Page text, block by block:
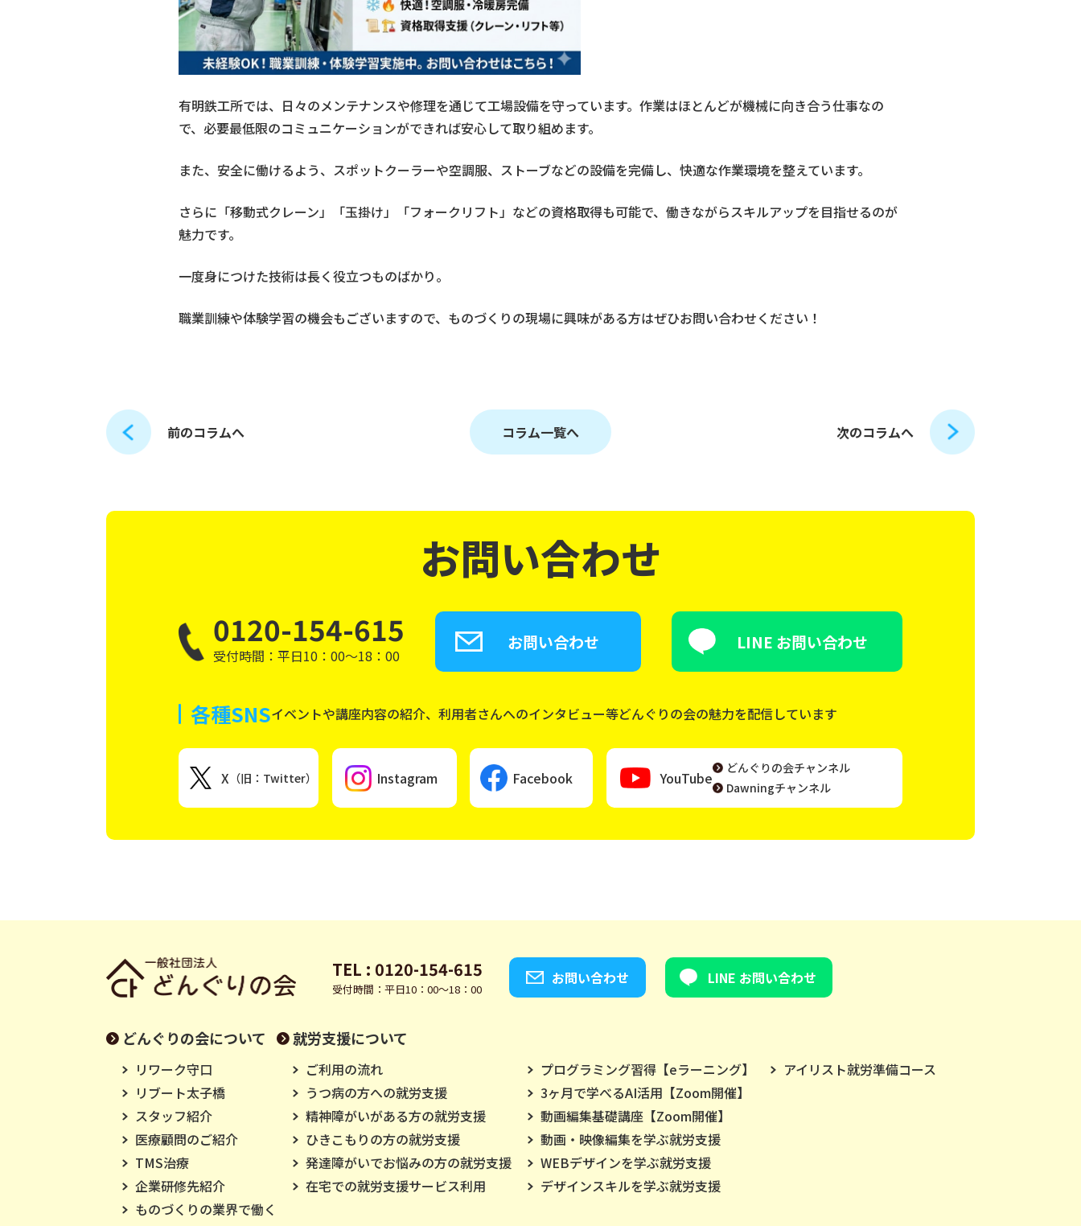
有明鉄工所では、日々のメンテナンスや修理を通じて工場設備を守っています。作業はほとんどが機械に向き合う仕事なの
で、必要最低限のコミュニケーションができれば安心して取り組めます。
また、安全に働けるよう、スポットクーラーや空調服、ストーブなどの設備を完備し、快適な作業環境を整えています。
さらに「移動式クレーン」「玉掛け」「フォークリフト」などの資格取得も可能で、働きながらスキルアップを目指せるのが
魅力です。
一度身につけた技術は長く役立つものばかり。
職業訓練や体験学習の機会もございますので、ものづくりの現場に興味がある方はぜひお問い合わせください！
前のコラムへ コラム一覧へ 次のコラムへ
お問い合わせ
0120-154-615
受付時間：平日10：00～18：00
お問い合わせ LINE お問い合わせ
各種SNSイベントや講座内容の紹介、利用者さんへのインタビュー等どんぐりの会の魅力を配信しています
X （旧：Twitter） Instagram Facebook YouTube
どんぐりの会チャンネル
Dawningチャンネル
TEL : 0120-154-615
受付時間：平日10：00～18：00
お問い合わせ LINE お問い合わせ
どんぐりの会について
リワーク守口
リブート太子橋
スタッフ紹介
医療顧問のご紹介
TMS治療
企業研修先紹介
ものづくりの業界で働く
就労支援について
ご利用の流れ
うつ病の方への就労支援
精神障がいがある方の就労支援
ひきこもりの方の就労支援
発達障がいでお悩みの方の就労支援
在宅での就労支援サービス利用
プログラミング習得【eラーニング】
3ヶ月で学べるAI活用【Zoom開催】
動画編集基礎講座【Zoom開催】
動画・映像編集を学ぶ就労支援
WEBデザインを学ぶ就労支援
デザインスキルを学ぶ就労支援
アイリスト就労準備コース